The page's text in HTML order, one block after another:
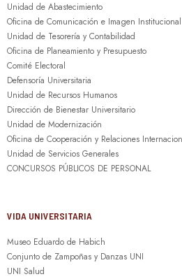
Unidad de Abastecimiento
Oficina de Comunicación e Imagen Institucional
Unidad de Tesorería y Contabilidad
Oficina de Planeamiento y Presupuesto
Comité Electoral
Defensoría Universitaria
Unidad de Recursos Humanos
Dirección de Bienestar Universitario
Unidad de Modernización
Oficina de Cooperación y Relaciones
Unidad de Servicios Generales
CONCURSOS PÚBLICOS DE PERSONAL
VIDA UNIVERSITARIA
Museo Eduardo de Habich
Conjunto de Zampoñas y Danzas UNI
UNI Salud